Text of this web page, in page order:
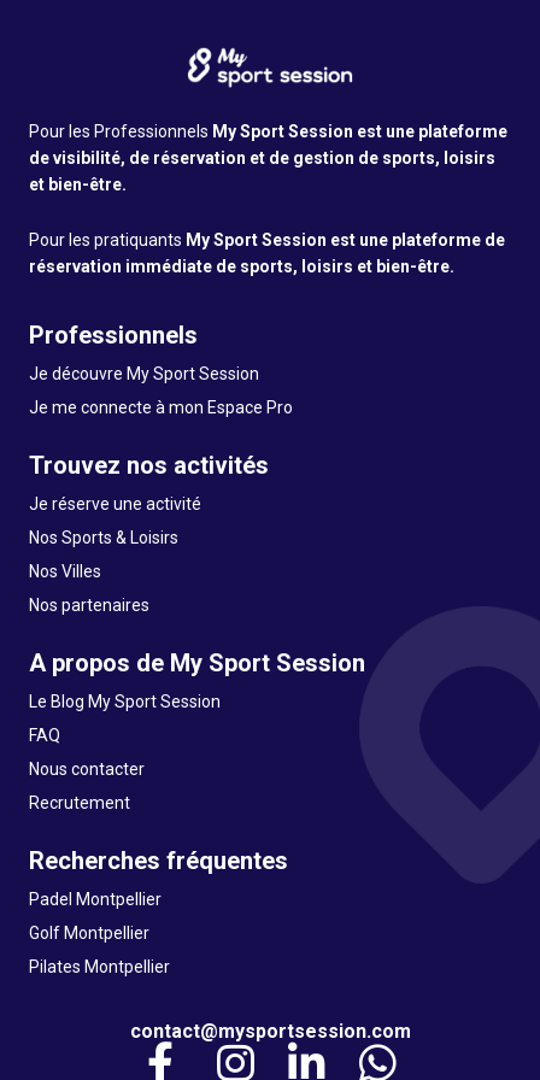
Pour les Professionnels My Sport Session est une plateforme
de visibilité, de réservation et de gestion de sports, loisirs
et bien-être.
Pour les pratiquants My Sport Session est une plateforme de
réservation immédiate de sports, loisirs et bien-être.
Professionnels
Je découvre My Sport Session
Je me connecte à mon Espace Pro
Trouvez nos activités
Je réserve une activité
Nos Sports & Loisirs
Nos Villes
Nos partenaires
A propos de My Sport Session
Le Blog My Sport Session
FAQ
Nous contacter
Recrutement
Recherches fréquentes
Padel Montpellier
Golf Montpellier
Pilates Montpellier
contact@mysportsession.com